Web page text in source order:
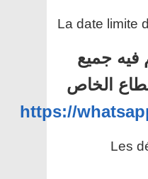
La date limite
جميع
الخاص
https://
Les